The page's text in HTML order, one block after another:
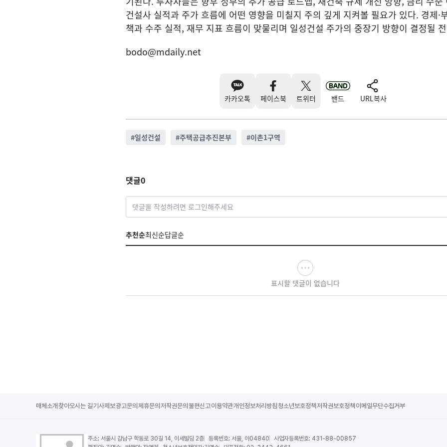
건설사 실적과 주가 흐름에 어떤 영향을 미칠지 주의 깊게 지켜볼 필요가 있다. 경제·
책과 수주 실적, 재무 지표 흐름이 맞물리며 일성건설 주가의 중장기 방향이 결정될
bodo@mdaily.net
카카오톡 페이스북 트위터 밴드 URL복사
#일성건설 #주택공급추진본부 #이촌1구역
댓글0
댓글을 작성하려면 로그인해주세요
추천순최신순답글순
표시할 댓글이 없습니다
매체소개 찾아오시는 길기사제보광고문의 제휴문의 저작권문의 불편신고이용약관개인정보처리방침 청소년보호정책저작권보호정책 이메일무단수집거부
주소:서울시 강남구 학동로 30길 14, 이세빌딩 2층 등록번호: 서울, 아04840 사업자등록번호: 431-88-00857